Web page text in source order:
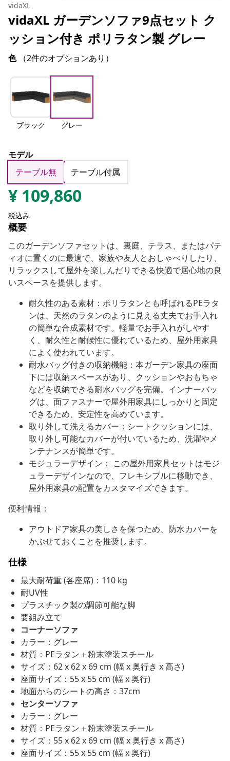
vidaXL
vidaXL ガーデンソファ9点セット ク
ッション付き ポリラタン製 グレー
色 （2件のオプションあり）
ブラック グレー
モデル
テーブル無
テーブル付属
¥ 109,860
税込み
概要
このガーデンソファセットは、裏庭、テラス、またはパテ
ィオに置くのに最適で、家族や友人とおしゃべりしたり、
リラックスして屋外を楽しんだりできる快適で居心地の良
いスペースを提供します。
耐久性のある素材：ポリラタンとも呼ばれるPEラタ
ンは、天然のラタンのように見える丈夫でお手入れ
の簡単な合成素材です。軽量でお手入れがしやす
く、耐久性と耐候性に優れているため、屋外用家具
によく使われています。
耐水バッグ付きの収納機能：本ガーデン家具の座面
下には収納スペースがあり、クッションやおもちゃ
などを収納できる耐水バッグを完備。インナーバッ
グは、面ファスナーで屋外用家具にしっかりと固定
できるため、安定性を高めています。
取り外して洗えるカバー：シートクッションには、
取り外し可能なカバーが付いているため、洗濯やメ
ンテナンスが簡単です。
モジュラーデザイン： この屋外用家具セットはモジ
ュラーデザインなので、フレキシブルに移動でき、
屋外用家具の配置をカスタマイズできます。
便利情報：
アウトドア家具の美しさを保つため、防水カバーを
かぶせておくことを推奨します。
仕様
最大耐荷重 (各座席)：110 kg
耐UV性
プラスチック製の調節可能な脚
要組み立て
コーナーソファ
カラー：グレー
材質：PEラタン＋粉末塗装スチール
サイズ：62 x 62 x 69 cm (幅 x 奥行き x 高さ)
座面サイズ：55 x 55 cm (幅 x 奥行)
地面からのシートの高さ：37cm
センターソファ
カラー：グレー
材質：PEラタン＋粉末塗装スチール
サイズ：55 x 62 x 69 cm (幅 x 奥行き x 高さ)
座面サイズ：55 x 55 cm (幅 x 奥行)